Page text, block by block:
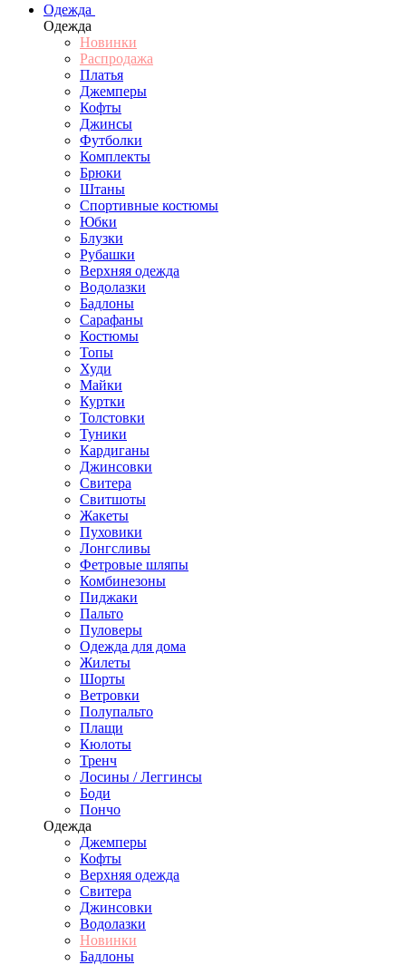
Одежда
Одежда
Новинки
Распродажа
Платья
Джемперы
Кофты
Джинсы
Футболки
Комплекты
Брюки
Штаны
Спортивные костюмы
Юбки
Блузки
Рубашки
Верхняя одежда
Водолазки
Бадлоны
Сарафаны
Костюмы
Топы
Худи
Майки
Куртки
Толстовки
Туники
Кардиганы
Джинсовки
Свитера
Свитшоты
Жакеты
Пуховики
Лонгсливы
Фетровые шляпы
Комбинезоны
Пиджаки
Пальто
Пуловеры
Одежда для дома
Жилеты
Шорты
Ветровки
Полупальто
Плащи
Кюлоты
Тренч
Лосины / Леггинсы
Боди
Пончо
Одежда
Джемперы
Кофты
Верхняя одежда
Свитера
Джинсовки
Водолазки
Новинки
Бадлоны